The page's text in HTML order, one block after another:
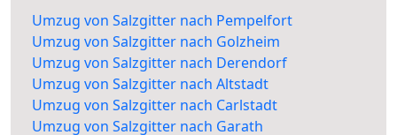
Umzug von Salzgitter nach Pempelfort
Umzug von Salzgitter nach Golzheim
Umzug von Salzgitter nach Derendorf
Umzug von Salzgitter nach Altstadt
Umzug von Salzgitter nach Carlstadt
Umzug von Salzgitter nach Garath